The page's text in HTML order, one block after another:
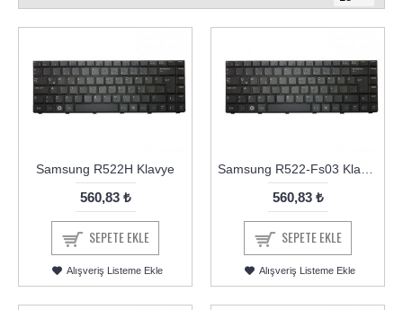
Samsung R522H Klavye
560,83 ₺
SEPETE EKLE
Alışveriş Listeme Ekle
Samsung R522-Fs03 Klavye
560,83 ₺
SEPETE EKLE
Alışveriş Listeme Ekle